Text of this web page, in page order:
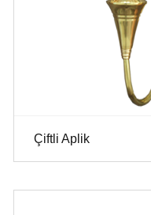
Çiftli Aplik